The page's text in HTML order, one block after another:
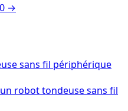
→
sans fil périphérique
robot tondeuse sans fil